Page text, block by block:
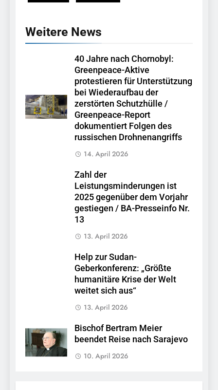
Weitere News
40 Jahre nach Chornobyl:
Greenpeace-Aktive
protestieren für Unterstützung
bei Wiederaufbau der
zerstörten Schutzhülle /
Greenpeace-Report
dokumentiert Folgen des
russischen Drohnenangriffs
14. April 2026
Zahl der
Leistungsminderungen ist
2025 gegenüber dem Vorjahr
gestiegen / BA-Presseinfo Nr.
13
13. April 2026
Help zur Sudan-
Geberkonferenz: „Größte
humanitäre Krise der Welt
weitet sich aus“
13. April 2026
Bischof Bertram Meier
beendet Reise nach Sarajevo
10. April 2026